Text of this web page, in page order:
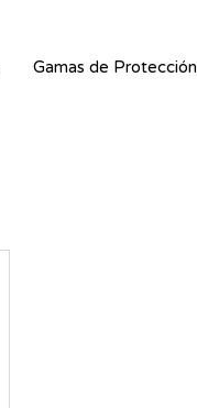
Gamas de Protección